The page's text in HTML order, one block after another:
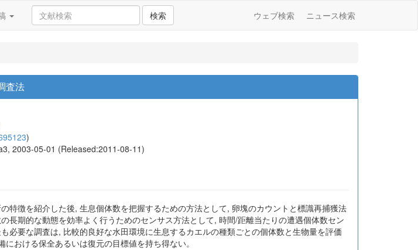
検索 ウェブ検索 ニュース検索
査法
)
2003-05-01 (Released:2011-08-11)
特徴を紹介した後, 生息個体数を把握するための方法として, 卵塊のカウントと標識再捕獲法
長期的な動態を効率よく行うためのセンサス方法として, 時間/距離当たりの遭遇個体数セン
必要な調査は, 比較的良好な水田環境に生息するカエルの種類ごとの個体数と生物量を評価
おける保全あるいは復元の目標値を持ち得ない。